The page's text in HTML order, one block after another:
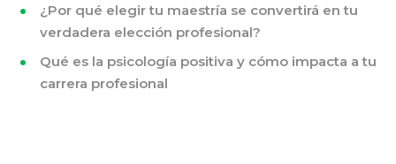
¿Por qué elegir tu maestría se convertirá en tu
verdadera elección profesional?
Qué es la psicología positiva y cómo impacta a tu
carrera profesional